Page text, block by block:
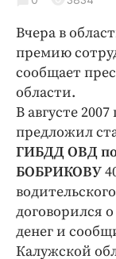
Погода
Спорт
ПРОЕКТЫ
Блоги
Вчера в
премию
сообщает
области.
В августе
предложил
ГИБДД ОВД по
БОБРИКОВУ
договорился
денег и
Калужской